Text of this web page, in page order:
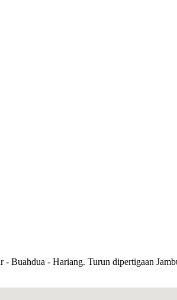
Buahdua - Hariang. Turun dipertigaan